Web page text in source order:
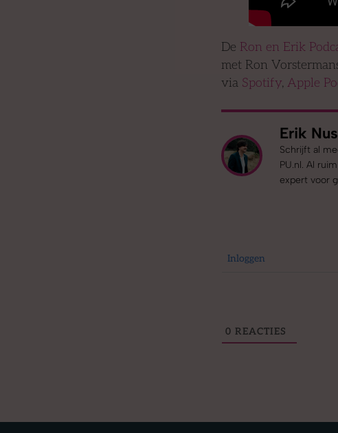
De Ron en Erik
met Ron
via Spotify, Apple
Erik
Schrijft al
PU.nl. Al
expert voor
Inloggen
0 REACTIES